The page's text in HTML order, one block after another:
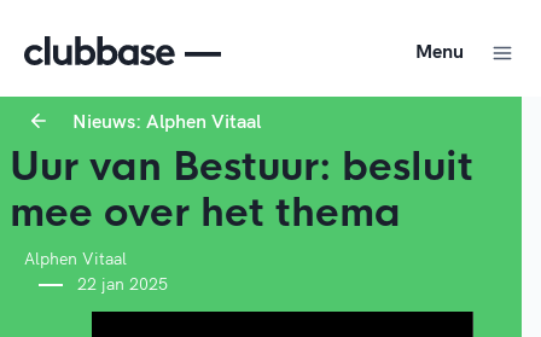
Menu
Nieuws: Alphen Vitaal
Uur van Bestuur: besluit
mee over het thema
Alphen Vitaal
22 jan 2025